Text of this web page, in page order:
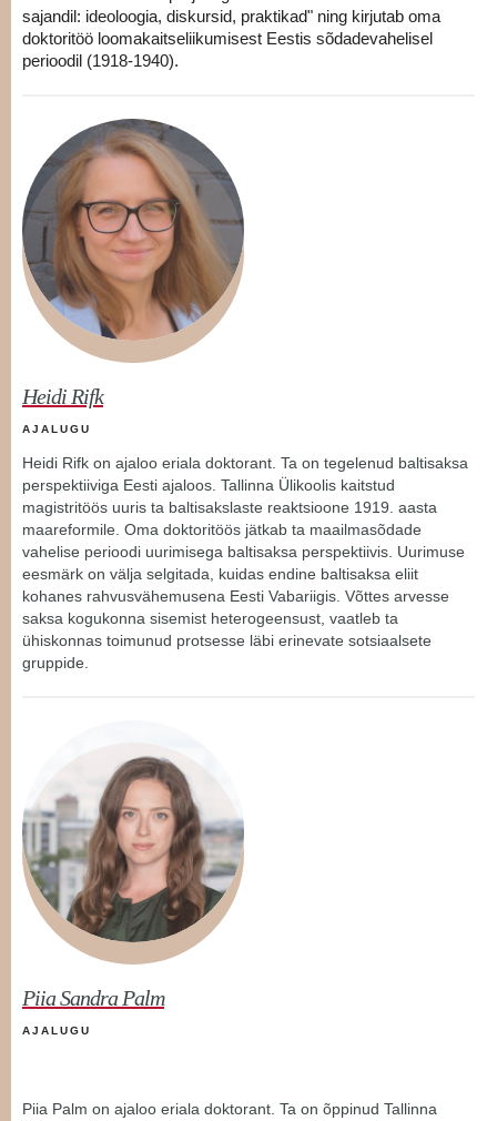
sajandil: ideoloogia, diskursid, praktikad" ning kirjutab oma
doktoritöö loomakaitseliikumisest Eestis sõdadevahelisel
perioodil (1918-1940).
Heidi Rifk
AJALUGU
Heidi Rifk on ajaloo eriala doktorant. Ta on tegelenud baltisaksa
perspektiiviga Eesti ajaloos. Tallinna Ülikoolis kaitstud
magistritöös uuris ta baltisakslaste reaktsioone 1919. aasta
maareformile. Oma doktoritöös jätkab ta maailmasõdade
vahelise perioodi uurimisega baltisaksa perspektiivis. Uurimuse
eesmärk on välja selgitada, kuidas endine baltisaksa eliit
kohanes rahvusvähemusena Eesti Vabariigis. Võttes arvesse
saksa kogukonna sisemist heterogeensust, vaatleb ta
ühiskonnas toimunud protsesse läbi erinevate sotsiaalsete
gruppide.
Piia Sandra Palm
AJALUGU
Piia Palm on ajaloo eriala doktorant. Ta on õppinud Tallinna